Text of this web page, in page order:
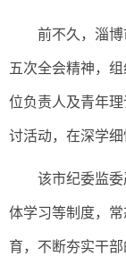
前不久，淄博
五次全会精神，
位负责人及青年
讨活动，在深学细
该市纪委监委
体学习等制度，
育，不断夯实干部